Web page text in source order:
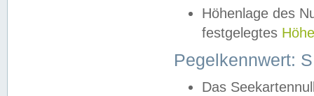
Höhenlage des
festgelegtes
Pegelkennwert:
Das